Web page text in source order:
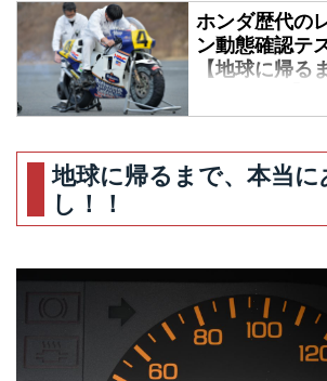
ホンダ歴代の
ン動態確認テ
【地球に帰る
し。Vol.39】
| ア・リトル
バラードスポー
嘉啓氏の愛車
る。これまで一
のか、なぜそこ
るのか、そして
何万kmに到達
載を通してCR-
地球に帰るまで、本当
し！！